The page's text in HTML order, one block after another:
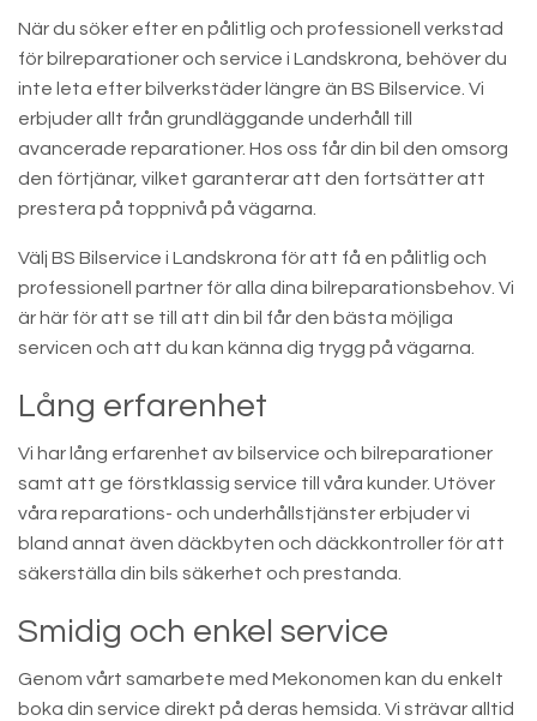
När du söker efter en pålitlig och professionell verkstad
för bilreparationer och service i Landskrona, behöver du
inte leta efter bilverkstäder längre än BS Bilservice. Vi
erbjuder allt från grundläggande underhåll till
avancerade reparationer. Hos oss får din bil den omsorg
den förtjänar, vilket garanterar att den fortsätter att
prestera på toppnivå på vägarna.
Välj BS Bilservice i Landskrona för att få en pålitlig och
professionell partner för alla dina bilreparationsbehov. Vi
är här för att se till att din bil får den bästa möjliga
servicen och att du kan känna dig trygg på vägarna.
Lång erfarenhet
Vi har lång erfarenhet av bilservice och bilreparationer
samt att ge förstklassig service till våra kunder. Utöver
våra reparations- och underhållstjänster erbjuder vi
bland annat även däckbyten och däckkontroller för att
säkerställa din bils säkerhet och prestanda.
Smidig och enkel service
Genom vårt samarbete med Mekonomen kan du enkelt
boka din service direkt på deras hemsida. Vi strävar alltid